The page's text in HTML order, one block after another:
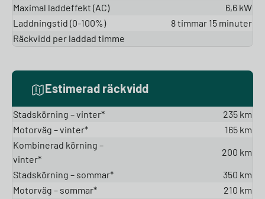
Maximal laddeffekt (AC)
6,6 kW
Laddningstid (0-100%)
8 timmar 15 minuter
Räckvidd per laddad timme
Estimerad räckvidd
Stadskörning – vinter*
235 km
Motorväg – vinter*
165 km
Kombinerad körning –
vinter*
200 km
Stadskörning – sommar*
350 km
Motorväg – sommar*
210 km